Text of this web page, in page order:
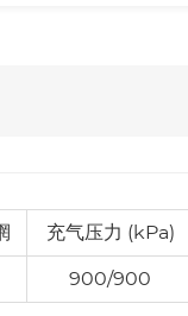
充气压力 (kPa)
900/900